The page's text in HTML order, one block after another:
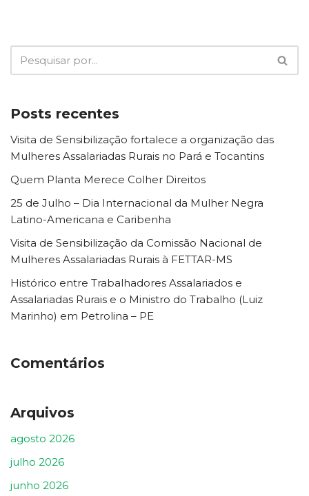
Posts recentes
Visita de Sensibilização fortalece a organização das
Mulheres Assalariadas Rurais no Pará e Tocantins
Quem Planta Merece Colher Direitos
25 de Julho – Dia Internacional da Mulher Negra
Latino-Americana e Caribenha
Visita de Sensibilização da Comissão Nacional de
Mulheres Assalariadas Rurais à FETTAR-MS
Histórico entre Trabalhadores Assalariados e
Assalariadas Rurais e o Ministro do Trabalho (Luiz
Marinho) em Petrolina – PE
Comentários
Arquivos
agosto 2026
julho 2026
junho 2026